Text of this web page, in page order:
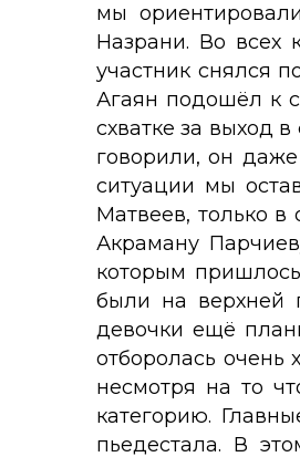
мы
Назрани. Во всех
участник снялся
Агаян подошёл к
схватке за выход
говорили, он
ситуации мы
Матвеев, только в
Акраману
которым
были на верхней
девочки ещё
отборолась очень
несмотря на то
категорию.
пьедестала. В